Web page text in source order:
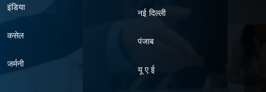
इंडिया
कसेल
जर्मनी
नई दिल्ली
पंजाब
यू ए ई